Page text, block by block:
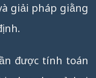
giải pháp giằng
được tính toán